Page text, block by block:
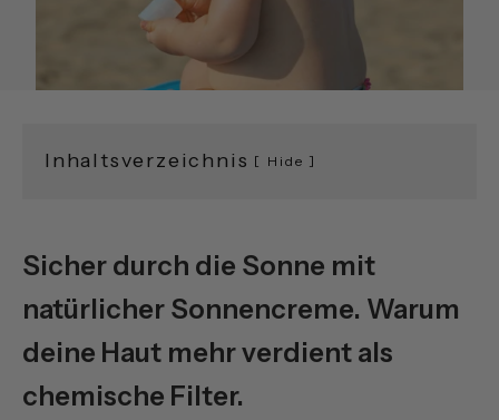
Sicher durch die Sonne mit
natürlicher Sonnencreme. Warum
deine Haut mehr verdient als
chemische Filter.
Inhaltsverzeichnis Hide